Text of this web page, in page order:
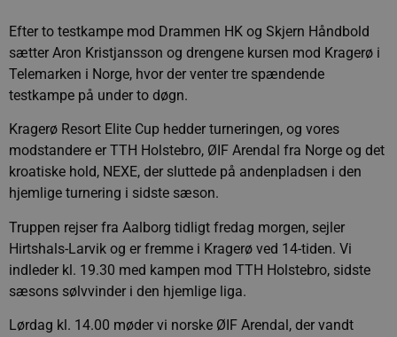
Efter to testkampe mod Drammen HK og Skjern Håndbold
sætter Aron Kristjansson og drengene kursen mod Kragerø i
Telemarken i Norge, hvor der venter tre spændende
testkampe på under to døgn.
Kragerø Resort Elite Cup hedder turneringen, og vores
modstandere er TTH Holstebro, ØIF Arendal fra Norge og det
kroatiske hold, NEXE, der sluttede på andenpladsen i den
hjemlige turnering i sidste sæson.
Truppen rejser fra Aalborg tidligt fredag morgen, sejler
Hirtshals-Larvik og er fremme i Kragerø ved 14-tiden. Vi
indleder kl. 19.30 med kampen mod TTH Holstebro, sidste
sæsons sølvvinder i den hjemlige liga.
Lørdag kl. 14.00 møder vi norske ØIF Arendal, der vandt